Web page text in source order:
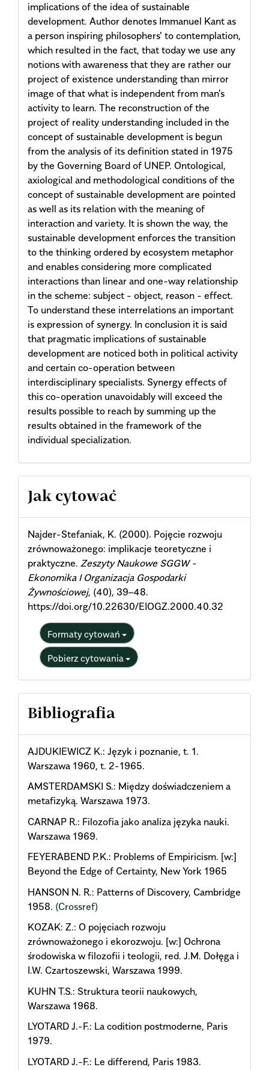
implications of the idea of sustainable
development. Author denotes Immanuel Kant as
a person inspiring philosophers' to contemplation,
which resulted in the fact, that today we use any
notions with awareness that they are rather our
project of existence understanding than mirror
image of that what is independent from man's
activity to learn. The reconstruction of the
project of reality understanding included in the
concept of sustainable development is begun
from the analysis of its definition stated in 1975
by the Governing Board of UNEP. Ontological,
axiological and methodological conditions of the
concept of sustainable development are pointed
as well as its relation with the meaning of
interaction and variety. It is shown the way, the
sustainable development enforces the transition
to the thinking ordered by ecosystem metaphor
and enables considering more complicated
interactions than linear and one-way relationship
in the scheme: subject - object, reason - effect.
To understand these interrelations an important
is expression of synergy. In conclusion it is said
that pragmatic implications of sustainable
development are noticed both in political activity
and certain co-operation between
interdisciplinary specialists. Synergy effects of
this co-operation unavoidably will exceed the
results possible to reach by summing up the
results obtained in the framework of the
individual specialization.
Article
Details
Jak cytować
Najder-Stefaniak, K. (2000). Pojęcie rozwoju
zrównoważonego: implikacje teoretyczne i
praktyczne. Zeszyty Naukowe SGGW -
Ekonomika I Organizacja Gospodarki
Żywnościowej, (40), 39–48.
https://doi.org/10.22630/EIOGZ.2000.40.32
Formaty cytowań
Pobierz cytowania
Bibliografia
AJDUKIEWICZ K.: Język i poznanie, t. 1.
Warszawa 1960, t. 2-1965.
AMSTERDAMSKI S.: Między doświadczeniem a
metafizyką. Warszawa 1973.
CARNAP R.: Filozofia jako analiza języka nauki.
Warszawa 1969.
FEYERABEND P.K.: Problems of Empiricism. [w:]
Beyond the Edge of Certainty, New York 1965
HANSON N. R.: Patterns of Discovery, Cambridge
1958. (Crossref)
KOZAK: Z.: O pojęciach rozwoju
zrównoważonego i ekorozwoju. [w:] Ochrona
środowiska w filozofii i teologii, red. J.M. Dołęga i
I.W. Czartoszewski, Warszawa 1999.
KUHN T.S.: Struktura teorii naukowych,
Warszawa 1968.
LYOTARD J.-F.: La codition postmoderne, Paris
1979.
LYOTARD J.-F.: Le differend, Paris 1983.